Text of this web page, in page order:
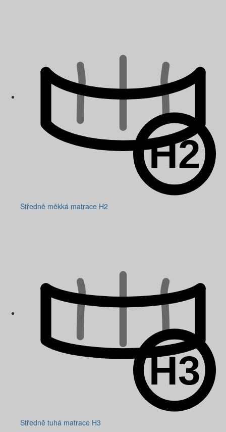
Středně měkká matrace H2
Středně tuhá matrace H3